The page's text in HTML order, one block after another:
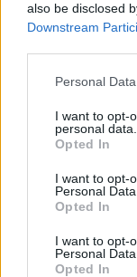
also be disclosed
Downstream
Please note that
not limited to your
grant or deny
use your data for
consent section.
Personal
I want to opt-
personal data.
Opted In
I want to opt-
Personal Data.
Opted In
I want to opt-
Personal
Opted In